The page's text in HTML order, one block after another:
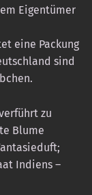
Eigentümer
eine Packung
sind
zu
Blume
Indiens –